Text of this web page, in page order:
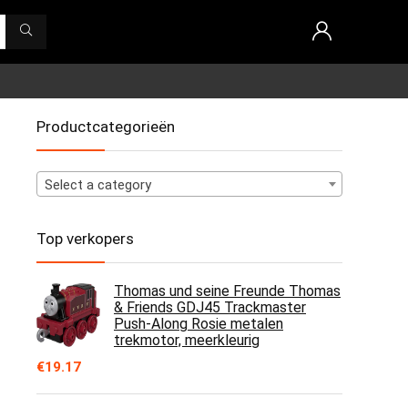
Productcategorieën
Select a category
Top verkopers
Thomas und seine Freunde Thomas
& Friends GDJ45 Trackmaster
Push-Along Rosie metalen
trekmotor, meerkleurig
€19.17